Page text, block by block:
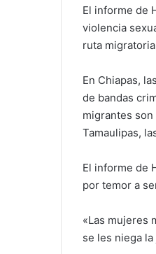
El informe de
violencia
ruta
En Chiapas,
de bandas
migrantes
Tamaulipas,
El informe de
por temor a
«Las mujeres
se les niega